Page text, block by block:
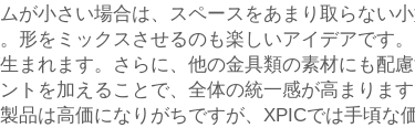
が小さい場合は、スペースをあまり取らない
形をミックスさせるのも楽しいアイデアです
まれます。さらに、他の金具類の素材にも配
トを加えることで、全体の統一感が高まりま
品は高価になりがちですが、XPICでは手頃な